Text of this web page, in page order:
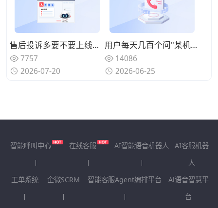
售后投诉多要不要上线呼叫中心系统？规范来电处理标准
7757
2026-07-20
用户每天几百个问"某机型回收多少钱"、人工查型号报价慢还漏单？用智能电话呼叫中心系统自动识别型号并实时报价
14086
2026-06-25
智能呼叫中心 在线客服 AI智能语音机器人
AI客服机器
人
工单系统
企微SCRM 智能客服Agent编排平台
Al语音智慧平
台